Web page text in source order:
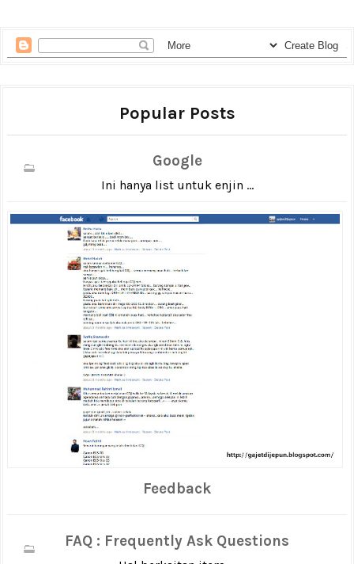
Popular Posts
Google
Ini hanya list untuk enjin ...
Feedback
FAQ : Frequently Ask Questions